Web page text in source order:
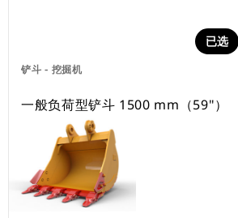
铲斗 - 挖掘机
已选
一般负荷型铲斗 1500 mm（59"）